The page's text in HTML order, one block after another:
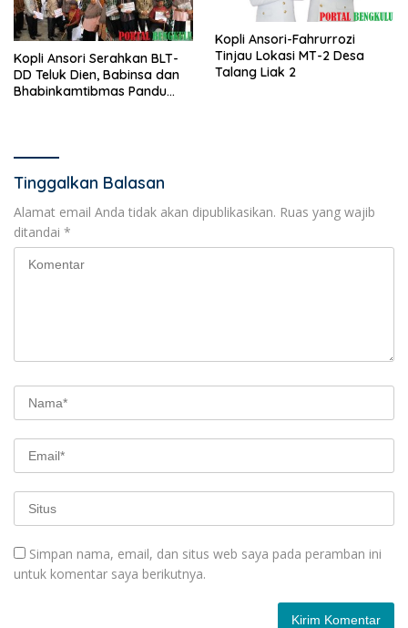
Kopli Ansori Serahkan BLT-
DD Teluk Dien, Babinsa dan
Bhabinkamtibmas Pandu
Kopli Ansori-Fahrurrozi
Tinjau Lokasi MT-2 Desa
Talang Liak 2
Tinggalkan Balasan
Alamat email Anda tidak akan dipublikasikan. Ruas yang wajib
ditandai *
Simpan nama, email, dan situs web saya pada peramban ini
untuk komentar saya berikutnya.